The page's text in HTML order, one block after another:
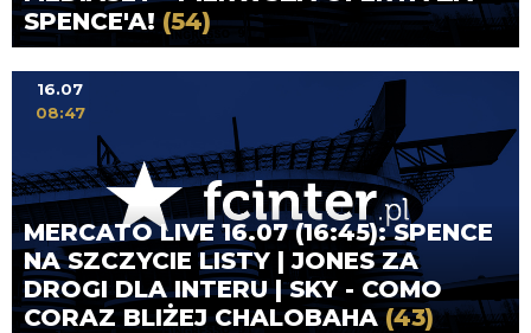
SPENCE'A! (54)
MERCATO LIVE 16.07 (16:45): SPENCE
NA SZCZYCIE LISTY | JONES ZA
DROGI DLA INTERU | SKY - COMO
CORAZ BLIŻEJ CHALOBAHA (43)
16.07
08:47